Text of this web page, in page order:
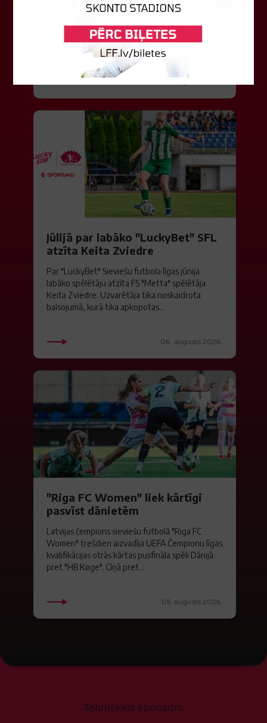
Ceturtdienas vakarā savas spēles UEFA
Konferences līgas kvalifikācijas trešajā kārtā
aizvadīja divi Latvijas klubi. FC RFS izbraukumā ar
0:2 zaudēja Čehijas "Jablonec"...
Jūlijā par labāko "LuckyBet" SFL
atzīta Keita Zviedre
Par "LuckyBet" Sieviešu futbola līgas jūnija
labāko spēlētāju atzīta FS "Metta" spēlētāja
Keita Zviedre. Uzvarētāja tika noskaidrota
balsojumā, kurā tika apkopotas...
06. augusts 2026.
"Riga FC Women" liek kārtīgi
pasvīst dānietēm
Latvijas čempions sieviešu futbolā "Riga FC
Women" trešdien aizvadīja UEFA Čempionu līgas
kvalifikācijas otrās kārtas pusfināla spēli Dānijā
pret "HB Køge". Cīņā pret...
05. augusts 2026.
Tehniskais sponsors